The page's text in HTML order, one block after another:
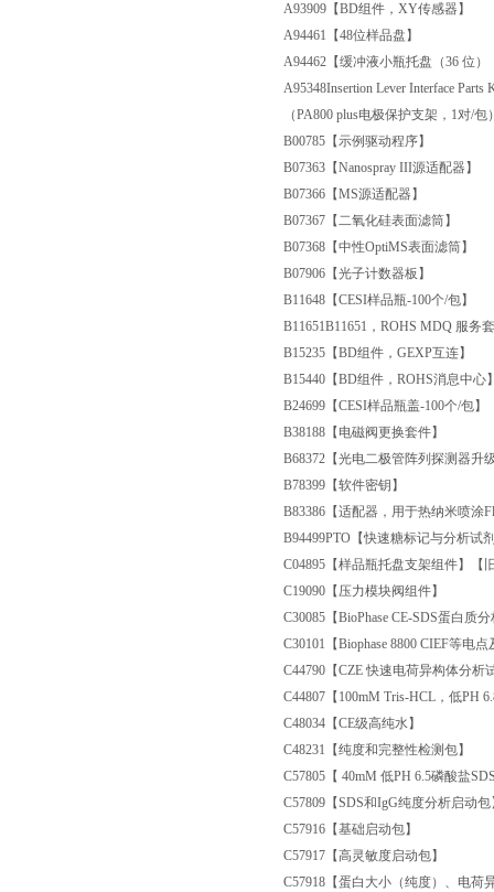
A93909 【BD组件，XY传感器】
A94461 【48位样品盘】
A94462 【缓冲液小瓶托盘（36 位
A95348Insertion Lever Interface
（PA800 plus电极保护支架，1对/包
B00785 【示例驱动程序】
B07363 【Nanospray III源适配器】
B07366 【MS源适配器】
B07367 【二氧化硅表面滤筒】
B07368 【中性OptiMS表面滤筒】
B07906 【光子计数器板】
B11648 【CESI样品瓶-100个/包】
B11651B11651，ROHS MDQ 服务
B15235 【BD组件，GEXP互连】
B15440 【BD组件，ROHS消息中心
B24699 【CESI样品瓶盖-100个/包】
B38188 【电磁阀更换套件】
B68372 【光电二极管阵列探测器升
B78399 【软件密钥】
B83386 【适配器，用于热纳米喷涂
B94499PTO【快速糖标记与分析试
C04895 【样品瓶托盘支架组件】【
C19090 【压力模块阀组件】
C30085 【BioPhase CE-SDS蛋白质
C30101 【Biophase 8800 CIEF等电
C44790 【CZE 快速电荷异构体分析
C44807 【100mM Tris-HCL，低PH
C48034 【CE级高纯水】
C48231 【纯度和完整性检测包】
C57805 【 40mM 低PH 6.5磷酸盐
C57809 【SDS和IgG纯度分析启动包
C57916 【基础启动包】
C57917 【高灵敏度启动包】
C57918 【蛋白大小（纯度）、电荷